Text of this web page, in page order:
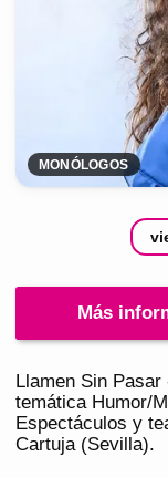
MONÓLOGOS
Más
Llamen Sin
temática Humor/
Espectáculos y
Cartuja (Sevilla).